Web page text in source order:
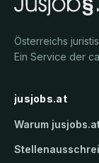
Österreichs
Ein Service der
jusjobs.at
Warum